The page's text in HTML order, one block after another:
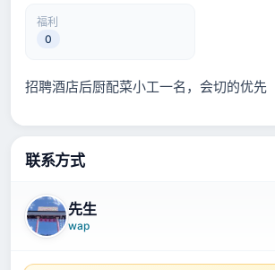
福利
0
招聘酒店后厨配菜小工一名，会切的优先
联系方式
先生
wap